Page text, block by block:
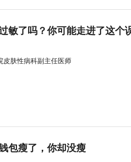
敏了吗？你可能走进了这个
皮肤性病科副主任医师
包瘦了，你却没瘦